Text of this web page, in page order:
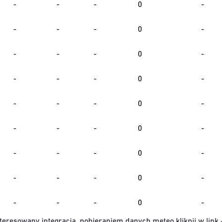
- - - 0 -
- - - 0 -
- - - 0 -
- - - 0 -
- - - 0 -
- - - 0 -
- - - 0 -
- - - 0 -
- - - 0 -